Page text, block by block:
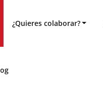
¿Quieres colaborar?